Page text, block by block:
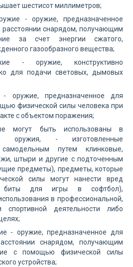
шестисот миллиметров;
- оружие, предназначенное
снарядом, получающим
за счет энергии сжатого,
газообразного вещества;
- оружие, конструктивно
для подачи световых, дымовых
оружие, предназначенное для
физической силы человека при
с объектом поражения;
могут быть использованы в
оружия, - изготовленные
путем клинковые,
штыри и другие с подточенным
предметы), предметы, которые
силы могут нанести вред
биты для игры в софтбол),
в профессиональной,
спортивной деятельности либо
- оружие, предназначенное для
снарядом, получающим
с помощью физической силы
устройства;